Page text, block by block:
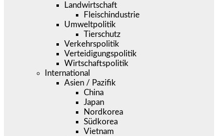
Landwirtschaft
Fleischindustrie
Umweltpolitik
Tierschutz
Verkehrspolitik
Verteidigungspolitik
Wirtschaftspolitik
International
Asien / Pazifik
China
Japan
Nordkorea
Südkorea
Vietnam